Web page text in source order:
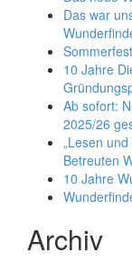
Das war
10 Jahre
Ab sofort:
2025/26
„Lesen
Betreuten
10 Jahre
Archiv